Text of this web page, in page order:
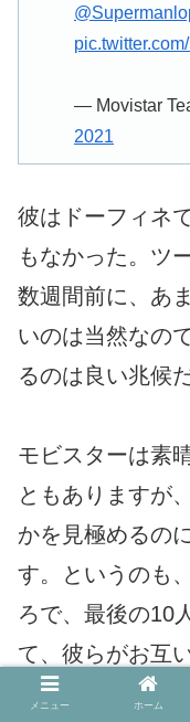
— Movistar
2021
彼はドーフィネ
もなかった。ツ
数週間前に、あ
いのは当然なの
るのは良い兆候
モビスターは素
ともありますが
かを見極めるの
す。というのも
ろで、最後の10
て、彼らがお互
ことがあるからだ
メニュー ホーム